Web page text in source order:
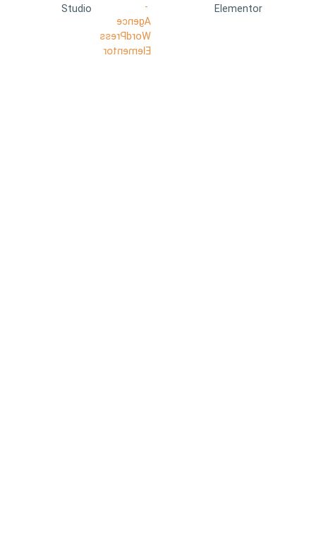
Studio
Elementor